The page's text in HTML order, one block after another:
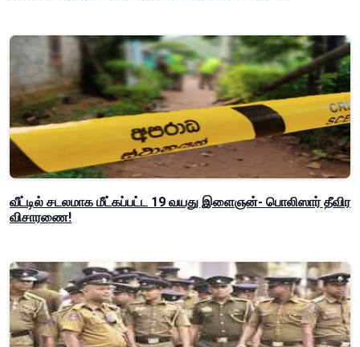
வீட்டில் சடலமாக மீட்கப்பட்ட 19 வயது இளைஞன்- பொலிஸார் தீவிர
விசாரணை!